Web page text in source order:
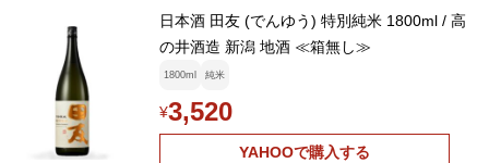
日本酒 田友 (でんゆう) 特別純米 1800ml / 高
の井酒造 新潟 地酒 ≪箱無し≫
1800ml 純米
¥3,520
YAHOOで購入する